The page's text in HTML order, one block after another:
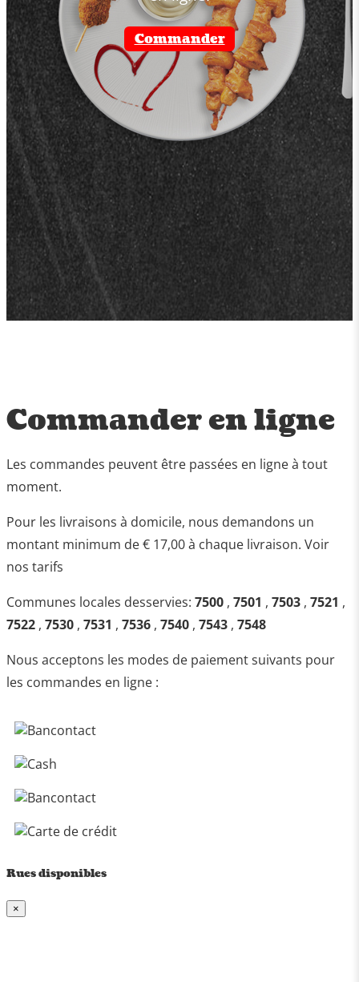
Commander
Commander en ligne
Les commandes peuvent être passées en ligne à tout
moment.
Pour les livraisons à domicile, nous demandons un
montant minimum de € 17,00 à chaque livraison. Voir
nos tarifs
Communes locales desservies: 7500 , 7501 , 7503 , 7521 ,
7522 , 7530 , 7531 , 7536 , 7540 , 7543 , 7548
Nous acceptons les modes de paiement suivants pour
les commandes en ligne :
Rues disponibles
×